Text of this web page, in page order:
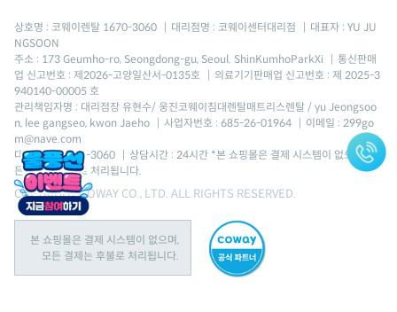
상호명 : 코웨이렌탈 1670-3060 대리점명 : 코웨이센터대리점
대표자 : YU JU
NGSOON
주소 : 173 Geumho-ro, Seongdong-gu, Seoul. ShinKumhoParkXi
통신판매
업 신고번호 : 제2026-고양일산서-0135호
의료기기판매업 신고번호 : 제 2025-3
940140-00005 호
관리책임자명 : 대리점장 유현수/ 웅진코웨이침대렌탈매트리스렌탈 / yu Jeongsoo
n, lee gangseo, kwon Jaeho
사업자번호 : 685-26-01964
이메일 : 299go
m@nave.com
대표번호 : 1670-3060
상담시간 : 24시간 *본 쇼핑몰은 결제 시스템이 없으며, 모
든 결제는 후불로 처리됩니다.
COPYRIGHT COWAY CO., LTD. ALL RIGHTS RESERVED.
본 쇼핑몰은 결제 시스템이 없으며,
모든 결제는 후불로 처리됩니다.